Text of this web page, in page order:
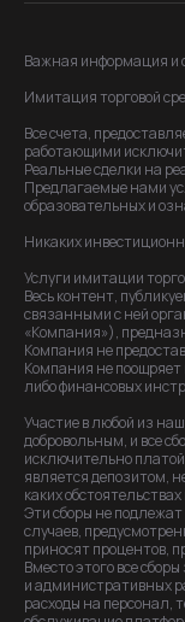
Важная информация и
Имитация торговой
Все счета,
работающими
Реальные сделки на
Предлагаемые нами
образовательных и
Никаких
Услуги имитации
Весь контент,
связанными с ней
«Компания»),
Компания не
Компания не поощряет
либо финансовых
Участие в любой из
добровольным, и все
исключительно
является депозитом,
каких
Эти сборы не
случаев,
приносят процентов,
Вместо этого все
и административных
расходы на персонал,